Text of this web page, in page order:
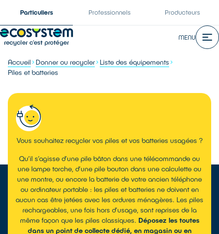
Particuliers Professionnels Producteurs
MENU
Accueil Donner ou recycler
Liste des équipements
Piles et batteries
Vous souhaitez recycler vos piles et vos batteries usagées ?
Qu’il s’agisse d’une pile bâton dans une télécommande ou
une lampe torche, d’une pile bouton dans une calculette ou
une montre, ou encore la batterie de votre ancien téléphone
ou ordinateur portable : les piles et batteries ne doivent en
aucun cas être jetées avec les ordures ménagères. Les piles
rechargeables, une fois hors d’usage, sont reprises de la
même façon que les piles classiques. Déposez les toutes
dans un point de collecte dédié, en magasin ou en